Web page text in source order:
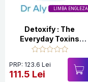
LIMBA ENGLEZA
Detoxify : The
Everyday Toxins
Harming Your
Immune System and
How to Defend
Against Them
PRP: 123.6 Lei
111.5 Lei